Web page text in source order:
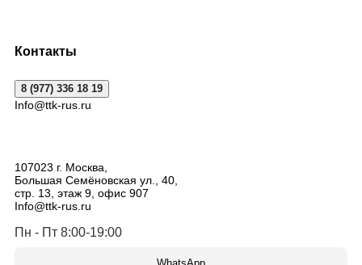
Контакты
8 (977) 336 18 19
Info@ttk-rus.ru
107023 г. Москва,
Большая Семёновская ул., 40,
стр. 13, этаж 9, офис 907
Info@ttk-rus.ru
Пн - Пт 8:00-19:00